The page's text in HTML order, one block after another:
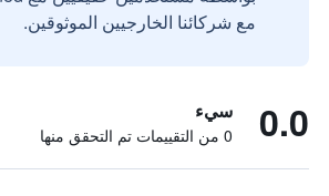
مع شركائنا الخارجيين الموثوقين.
0.0 سيء
0 من التقييمات تم التحقق منها